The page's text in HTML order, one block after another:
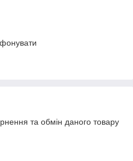
та обмін даного товару